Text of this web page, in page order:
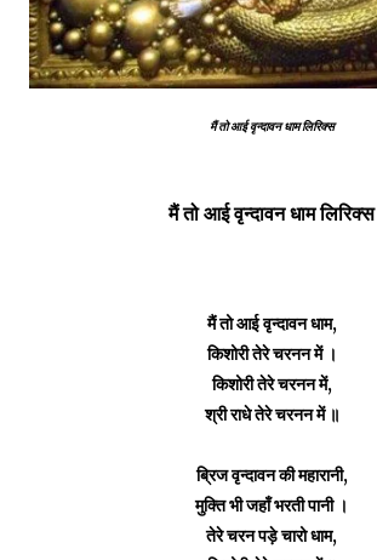
मैं तो आई वृन्दावन धाम लिरिक्स
मैं तो आई वृन्दावन धाम लिरिक्स
मैं तो आई वृन्दावन धाम,
किशोरी तेरे चरनन में ।
किशोरी तेरे चरनन में,
श्री राधे तेरे चरनन में ॥
ब्रिज वृन्दावन की महारानी,
मुक्ति भी जहाँ भरती पानी ।
तेरे चरन पड़े चारो धाम,